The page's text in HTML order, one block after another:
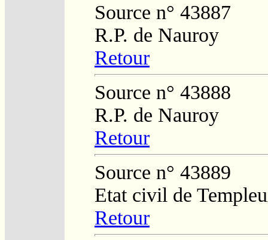
Source n° 43887
R.P. de Nauroy
Retour
Source n° 43888
R.P. de Nauroy
Retour
Source n° 43889
Etat civil de
Retour